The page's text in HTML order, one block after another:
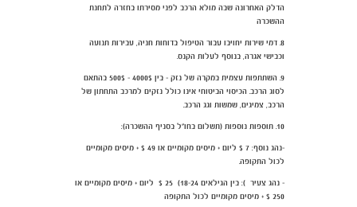
הדלק האחרונה שבה מולא הרכב לפני מסירתו בחזרה לתחנת
ההשכרה
8. דמי שירות יחויבו עבור הטיפול בדוחות חניה, עבירות תנועה
וכבישי אגרה, בנוסף לעלות הקנס.
9. השתתפות עצמית במקרה של נזק - בין 4000$ - 500$ בהתאם
לסוג הרכב. הכיסוי הביטוחי אינו כולל נזקים למרכב התחתון של
הרכב, צמיגים, שמשות וגג הרכב.
10. תוספות נוספות (תשלום בחו"ל בסניף ההשכרה):
-נהג נוסף: 7 $ ליום + מיסים מקומיים או 49 $ + מיסים מקומיים
לכול התקופה.
- נהג צעיר ): בין הגילאים 18-24) 25 $ ליום + מיסים מקומיים או
250 $ + מיסים מקומיים לכול התקופה